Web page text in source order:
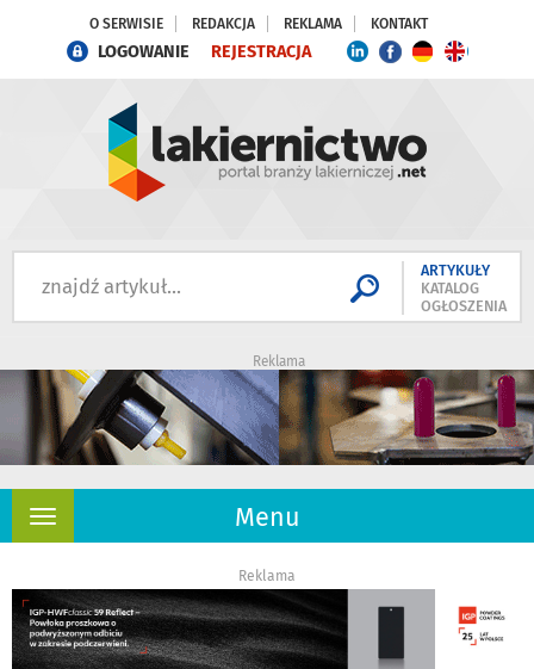
O SERWISIE REDAKCJA REKLAMA KONTAKT
LOGOWANIE REJESTRACJA
ARTYKUŁY
KATALOG
OGŁOSZENIA
Reklama
Menu
Rozwiń
Reklama